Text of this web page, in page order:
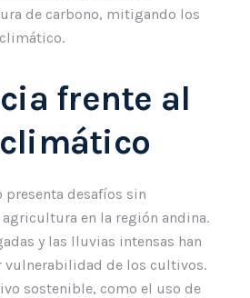
de carbono, mitigando los
frente al
desafíos sin
en la región andina.
y las lluvias intensas han
vulnerabilidad de los cultivos.
sostenible, como el uso de